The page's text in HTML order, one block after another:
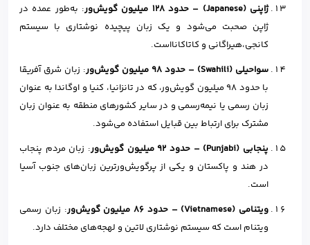
ژاپنی (Japanese
)
– حدود۱۲۸ میلیون گویش‌ور: به‌طور عمده در
ژاپن صحبت می‌شود و یک زبان پیچیده نوشتاری با سیستم
کانجی،هیراگانی و کاتاکانااست‌.
سواحیلی (Swahili
)
– حدود ۹۸ میلیون گویش‌ور: زبان شرق آفریقا
با حدود ۹۸ میلیون گویش‌ور، که در تانزانیا، کنیا و اوگاندا به عنوان
زبان رسمی یا نیمه‌رسمی و در سایر کشورهای منطقه به عنوان زبان
مشترک برای ارتباط بین قبایل استفاده می‌شود.
پنجابی (Punjabi
)
– حدود ۹۲ میلیون گویش‌ور: زبان مردم پنجاب
در هند و پاکستان و یکی از پرگویش‌ورترین زبان‌های جنوب آسیا
است.
ویتنامی (Vietnamese
)
– حدود ۸۶ میلیون گویش‌ور: زبان رسمی
ویتنام است که سیستم نوشتاری لاتین و لهجه‌های مختلف دارد.‌